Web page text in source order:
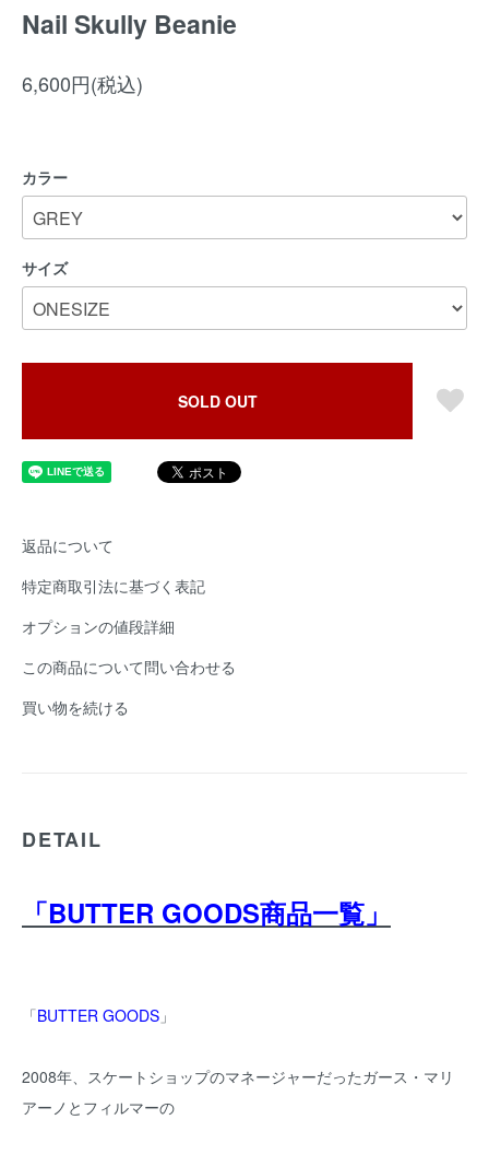
Nail Skully Beanie
6,600円(税込)
カラー
サイズ
SOLD OUT
返品について
特定商取引法に基づく表記
オプションの値段詳細
この商品について問い合わせる
買い物を続ける
DETAIL
「BUTTER GOODS商品一覧」
「BUTTER GOODS 」
2008年、スケートショップのマネージャーだったガース・マリ
アーノとフィルマーの